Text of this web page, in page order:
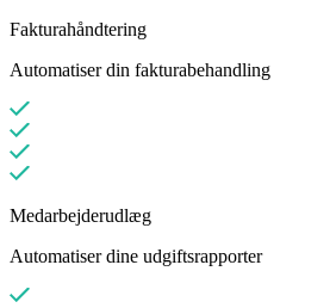
Fakturahåndtering
Automatiser din fakturabehandling
Medarbejderudlæg
Automatiser dine udgiftsrapporter